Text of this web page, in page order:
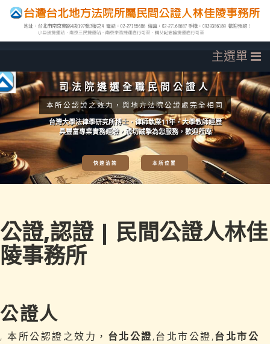
司法院遴選全職民間公證人
本所公認證之效力，與地方法院公證處完全相同
台灣大學法律學研究所博士‧律師執業11年‧大學教師經歷
具豐富專業實務經驗，親切誠摯為您服務，歡迎蒞臨
快速洽詢 本所位置
公證,認證 | 民間公證人林佳
陵事務所
公證人
, 本所公認證之效力， 台北公證,台北市公證,台北市公